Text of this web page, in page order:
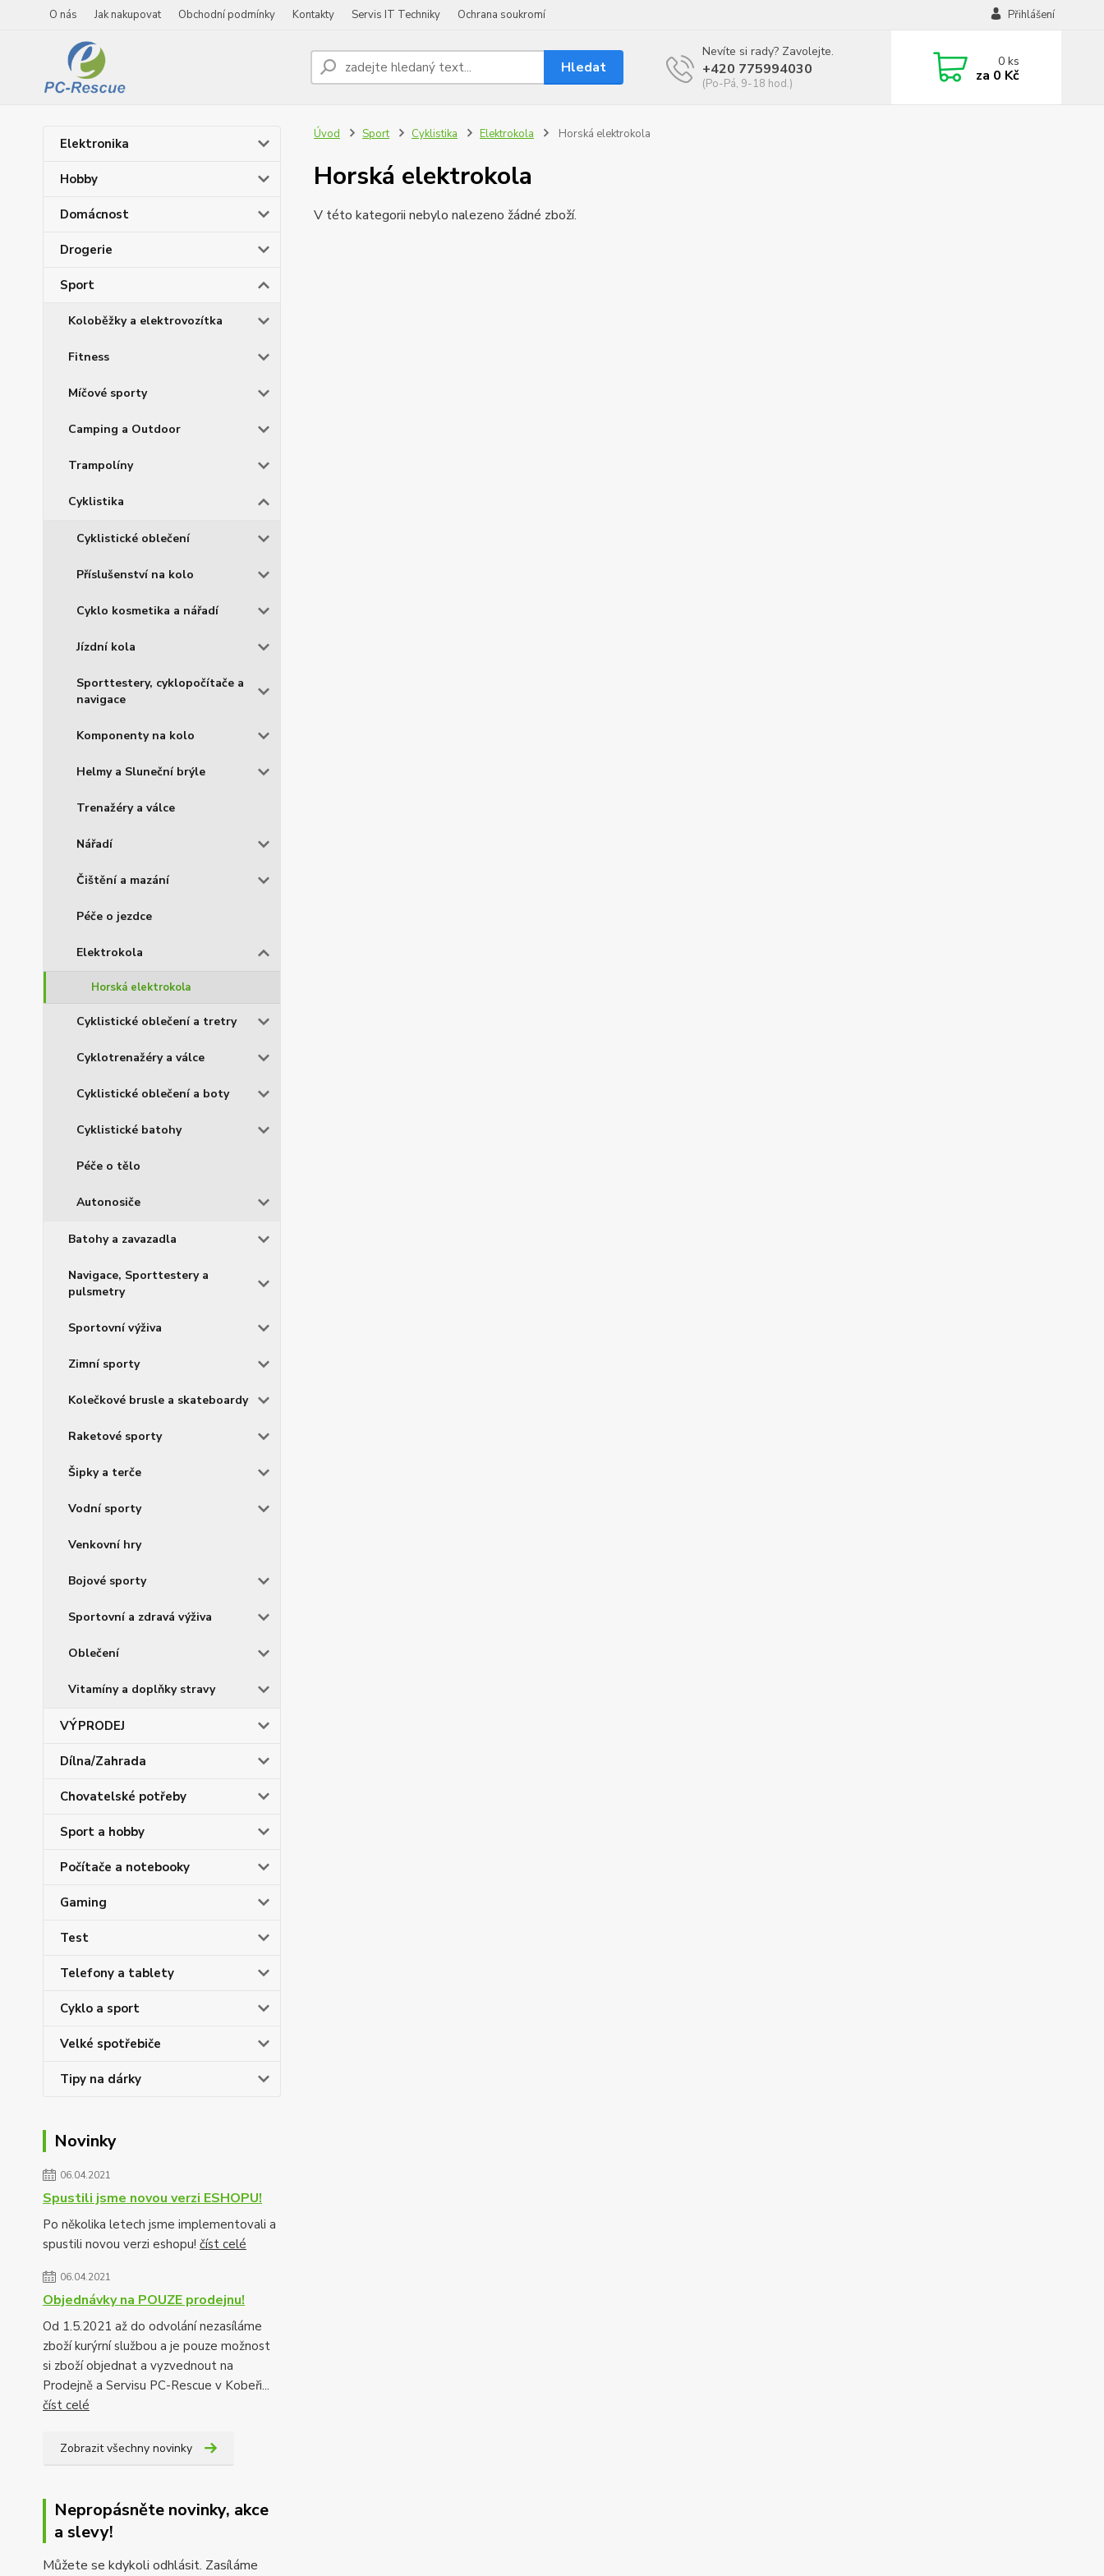
O nás Jak nakupovat Obchodní podmínky Kontakty Servis IT Techniky Ochrana soukromí Přihlášení
Hledat
Nevíte si rady? Zavolejte.
+420 775994030
(Po-Pá, 9-18 hod.)
0ks
za 0 Kč
Elektronika
Hobby
Domácnost
Drogerie
Sport
Koloběžky a elektrovozítka
Fitness
Míčové sporty
Camping a Outdoor
Trampolíny
Cyklistika
Cyklistické oblečení
Příslušenství na kolo
Cyklo kosmetika a nářadí
Jízdní kola
Sporttestery, cyklopočítače a
navigace
Komponenty na kolo
Helmy a Sluneční brýle
Trenažéry a válce
Nářadí
Čištění a mazání
Péče o jezdce
Elektrokola
Horská elektrokola
Cyklistické oblečení a tretry
Cyklotrenažéry a válce
Cyklistické oblečení a boty
Cyklistické batohy
Péče o tělo
Autonosiče
Batohy a zavazadla
Navigace, Sporttestery a
pulsmetry
Sportovní výživa
Zimní sporty
Kolečkové brusle a skateboardy
Raketové sporty
Šipky a terče
Vodní sporty
Venkovní hry
Bojové sporty
Sportovní a zdravá výživa
Oblečení
Vitamíny a doplňky stravy
VÝPRODEJ
Dílna/Zahrada
Chovatelské potřeby
Sport a hobby
Počítače a notebooky
Gaming
Test
Telefony a tablety
Cyklo a sport
Velké spotřebiče
Tipy na dárky
Novinky
06.04.2021
Spustili jsme novou verzi ESHOPU!
Po několika letech jsme implementovali a
spustili novou verzi eshopu! číst celé
06.04.2021
Objednávky na POUZE prodejnu!
Od 1.5.2021 až do odvolání nezasíláme
zboží kurýrní službou a je pouze možnost
si zboží objednat a vyzvednout na
Prodejně a Servisu PC-Rescue v Kobeři...
číst celé
Zobrazit všechny novinky
Nepropásněte novinky, akce
a slevy!
Můžete se kdykoli odhlásit. Zasíláme
Úvod Sport Cyklistika Elektrokola Horská elektrokola
Horská elektrokola
V této kategorii nebylo nalezeno žádné zboží.